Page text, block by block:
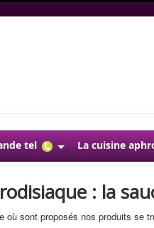
tel La cuisine
: la
où sont proposés nos produits se